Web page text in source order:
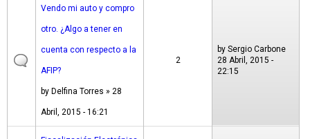
Vendo mi auto y compro
otro. ¿Algo a tener en
cuenta con respecto a la
AFIP?
by Delfina Torres » 28
Abril, 2015 - 16:21
2
by Sergio Carbone
28 Abril, 2015 -
22:15